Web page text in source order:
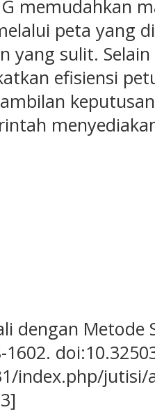
memudahkan
peta yang
yang sulit.
efisiensi
dengan Metode
1602.
index.php/jutisi/